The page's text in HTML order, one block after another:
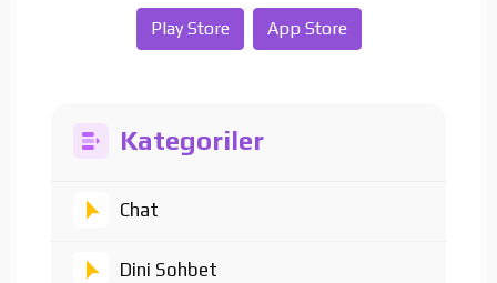
Play Store App Store
Kategoriler
Chat
Dini Sohbet